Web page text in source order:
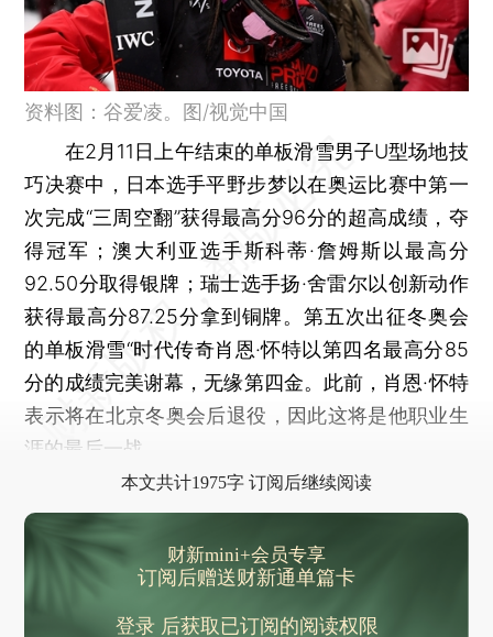
资料图：谷爱凌。图/视觉中国
在2月11日上午结束的单板滑雪男子U型场地技
巧决赛中，日本选手平野步梦以在奥运比赛中第一
次完成“三周空翻”获得最高分96分的超高成绩，夺
得冠军；澳大利亚选手斯科蒂·詹姆斯以最高分
92.50分取得银牌；瑞士选手扬·舍雷尔以创新动作
获得最高分87.25分拿到铜牌。第五次出征冬奥会
的单板滑雪“时代传奇肖恩·怀特以第四名最高分85
分的成绩完美谢幕，无缘第四金。此前，肖恩·怀特
表示将在北京冬奥会后退役，因此这将是他职业生
涯的最后一战。
本文共计1975字 订阅后继续阅读
财新mini+会员专享
订阅后赠送财新通单篇卡
登录后获取已订阅的阅读权限